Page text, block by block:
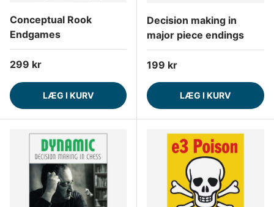
Conceptual Rook
Endgames
Normalpris
299 kr
LÆG I KURV
Decision making in
major piece endings
Normalpris
199 kr
LÆG I KURV